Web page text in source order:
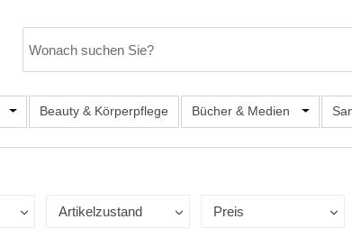
Mode & Accessoires
Öffne oder Schließe das Dropdown der Kategorie Büro,
Beauty & Körperpflege Bücher & Medien Öffne
Artikelzustand Preis